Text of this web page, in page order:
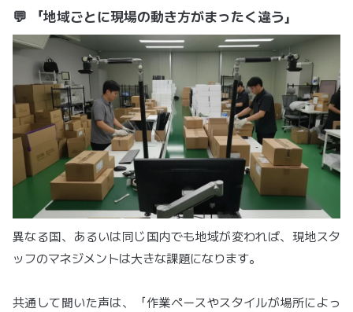
💬 「地域ごとに現場の動き方がまったく違う」
異なる国、あるいは同じ国内でも地域が変われば、現地スタ
ッフのマネジメントは大きな課題になります。
共通して聞いた声は、「作業ペースやスタイルが場所によっ